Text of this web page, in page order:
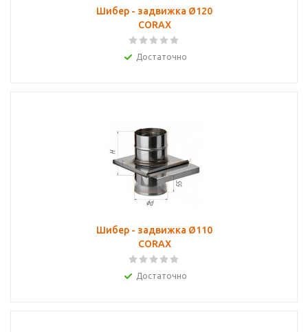
Шибер - задвижка Ø120
CORAX
Достаточно
Шибер - задвижка Ø110
CORAX
Достаточно